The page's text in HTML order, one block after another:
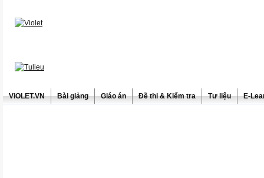
ViOLET.VN Bài giảng Giáo án Đề thi & Kiểm tra Tư liệu E-